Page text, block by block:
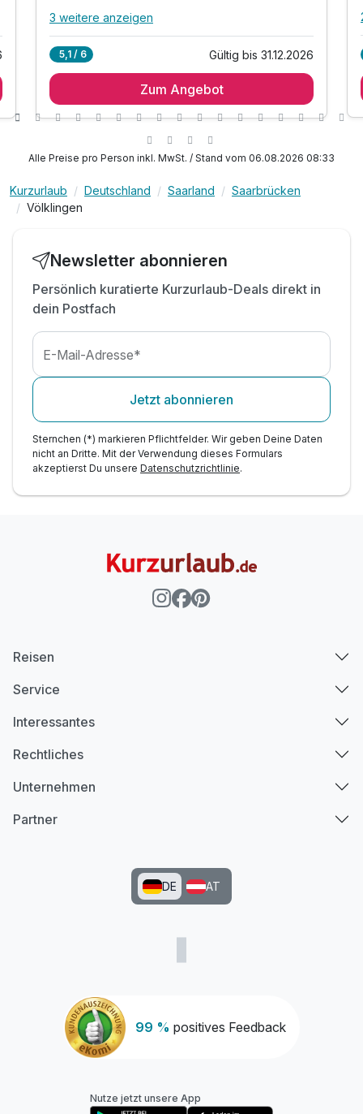
Alle Inklusivleistungen
1 x reichhaltiges Frühstück vom Buffet
1 x romantisch dekoriertes Zimmer
1 x eine Flasche Rotwein auf dem Zimmer
inkl. Parkplatz
3 weitere anzeigen
5,1 / 6 Gültig bis 31.12.2026
Zum Angebot
Alle Preise pro Person inkl. MwSt. / Stand vom 06.08.2026 08:33
Kurzurlaub Deutschland Saarland
Saarbrücken
Völklingen
Newsletter abonnieren
Persönlich kuratierte Kurzurlaub-Deals direkt in
dein Postfach
E-Mail-Adresse*
Jetzt abonnieren
Sternchen (*) markieren Pflichtfelder. Wir geben Deine Daten
nicht an Dritte. Mit der Verwendung dieses Formulars
akzeptierst Du unsere Datenschutzrichtlinie.
99 % positives Feedback
Reisen
Service
Interessantes
Rechtliches
Unternehmen
Partner
DE AT
Nutze jetzt unsere App